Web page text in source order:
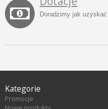
Doradzimy jak uzyskać
Kategorie
Promocje